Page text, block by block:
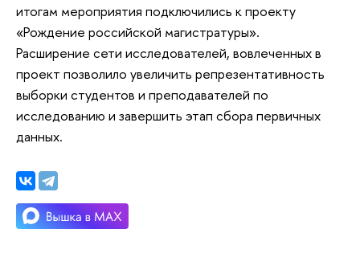
итогам мероприятия подключились к проекту
«Рождение российской магистратуры».
Расширение сети исследователей, вовлеченных в
проект позволило увеличить репрезентативность
выборки студентов и преподавателей по
исследованию и завершить этап сбора первичных
данных.